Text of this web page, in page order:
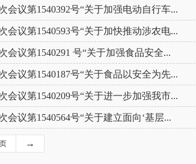
议第1540392号“关于加强电动自行车...
议第1540593号“关于加快推动涉农电...
议第1540291 号“关于加强食品安全...
议第1540187号“关于食品以安全为先...
议第1540209号“关于进一步加强我市...
议第1540564号“关于建立面向‘基层...
→